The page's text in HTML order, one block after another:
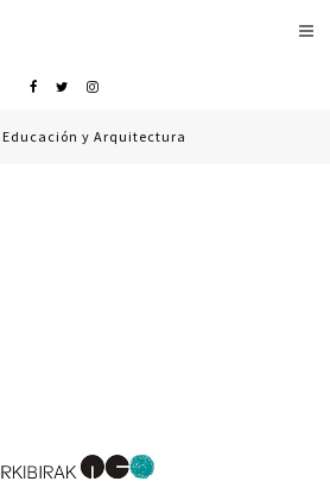
Facebook
TwitterInstagram
Educación y Arquitectura